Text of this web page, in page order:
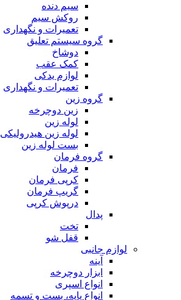
سیم دنده
روکش سیم
تعمیرات و نگهداری
گروه سیستم تعلیق
دوشاخ
کمک عقب
لوازم یدکی
تعمیرات و نگهداری
گروه زین
زین دوچرخه
لوله زین
لوله زین هیدرولیکی
بست لوله زین
گروه فرمان
فرمان
کرپی فرمان
گریپ فرمان
درپوش کرپی
پدال
تخت
قفل شو
لوازم جانبی
آینه
ابزار دوچرخه
انواع اسپری
انواع پایه، بست و تسمه